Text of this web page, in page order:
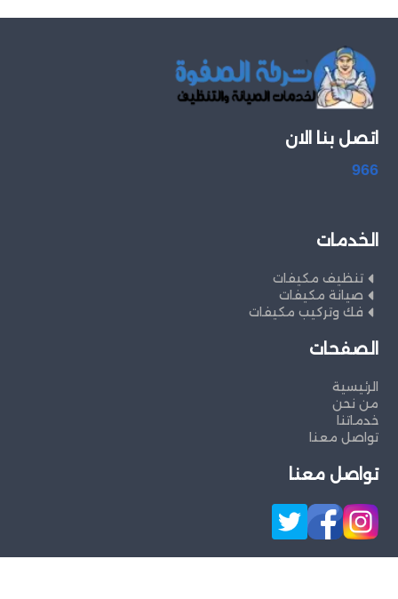
اتصل بنا الان
966
الخدمات
تنظيف مكيفات
صيانة مكيفات
فك وتركيب مكيفات
الصفحات
الرئيسية
من نحن
خدماتنا
تواصل معنا
تواصل معنا